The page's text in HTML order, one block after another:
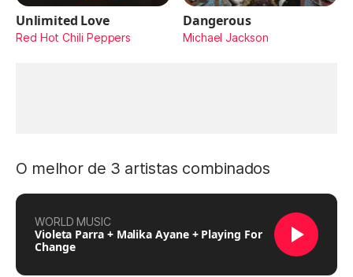
Unlimited Love
Red Hot Chili Peppers
Dangerous
Michael Jackson
O melhor de 3 artistas combinados
WORLD MUSIC
Violeta Parra + Malika Ayane + Playing For
Change